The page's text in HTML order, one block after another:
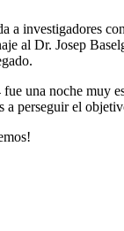
a investigadores
al Dr. Josep
una noche muy
a perseguir el